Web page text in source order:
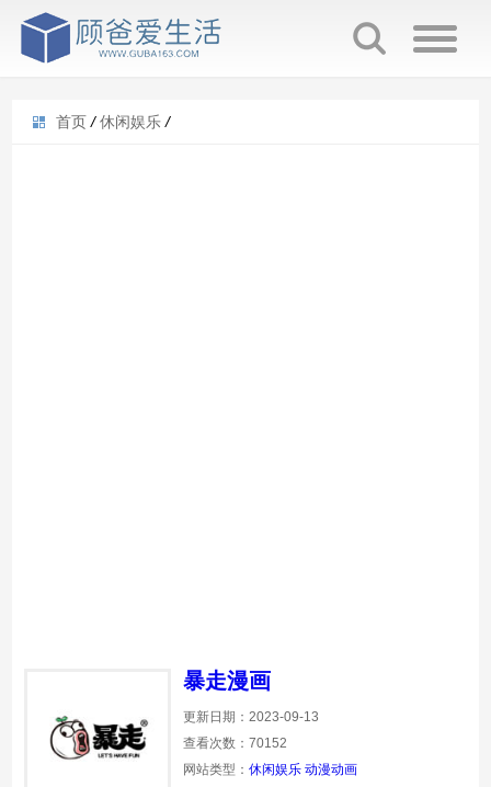
首页 / 休闲娱乐 /
暴走漫画
更新日期：2023-09-13
查看次数：70152
网站类型：休闲娱乐 动漫动画